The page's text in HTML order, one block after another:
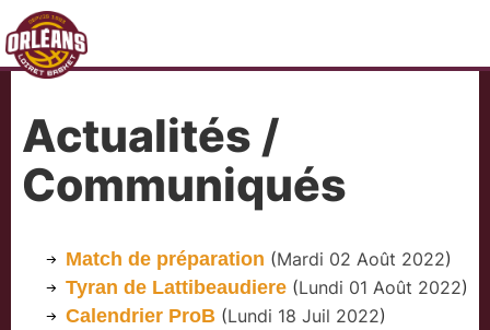
Actualités /
Communiqués
Match de préparation (Mardi 02 Août 2022)
Tyran de Lattibeaudiere (Lundi 01 Août 2022)
Calendrier ProB (Lundi 18 Juil 2022)